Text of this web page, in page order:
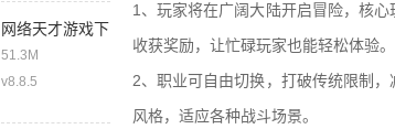
网络天才游戏下
载中文版
51.3M
v8.8.5
1、玩家将在广阔大陆开启冒险，核
收获奖励，让忙碌玩家也能轻松体验。
2、职业可自由切换，打破传统限制
风格，适应各种战斗场景。